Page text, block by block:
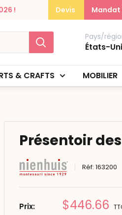
! Devis
Pays/
États-
& CRAFTS MOBILIER
Présentoir
Réf:163200
Prix: Prix
$446.66